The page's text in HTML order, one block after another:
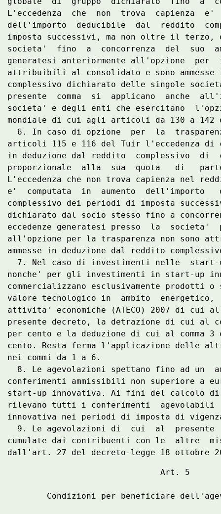
L'eccedenza  che  non  trova  capienza  e'
dell'importo  deducibile  dal  reddito
imposta successivi, ma non oltre il
societa'  fino  a  concorrenza  del  suo
generatesi anteriormente all'opzione  per
attribuibili al consolidato e sono
complessivo dichiarato delle singole
presente  comma  si  applicano  anche
societa' e degli enti che esercitano
mondiale di cui agli articoli da 130 a
6. In caso di opzione  per  la
articoli 115 e 116 del Tuir l'eccedenza di
in deduzione dal reddito  complessivo  di
proporzionale  alla  sua  quota   di
L'eccedenza che non trova capienza nel
e'  computata  in  aumento  dell'importo
complessivo dei periodi di imposta
dichiarato dal socio stesso fino a
eccedenze generatesi presso  la  societa'
all'opzione per la trasparenza non sono
ammesse in deduzione dal reddito
7. Nel caso di investimenti nelle
nonche' per gli investimenti in start-up
commercializzano esclusivamente
valore tecnologico in  ambito
attivita' economiche (ATECO) 2007 di
presente decreto, la detrazione di cui al
per cento e la deduzione di cui al comma
cento. Resta ferma l'applicazione delle
nei commi da 1 a 6.
8. Le agevolazioni spettano fino ad un
conferimenti ammissibili non superiore a
start-up innovativa. Ai fini del calcolo di
rilevano tutti i conferimenti
innovativa nei periodi di imposta di
9. Le agevolazioni di  cui  al  presente
cumulate dai contribuenti con le  altre
                               Art. 5
Condizioni per beneficiare